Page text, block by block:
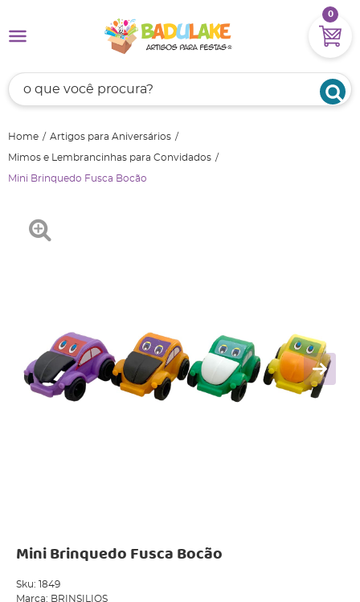
0
Home Artigos para Aniversários
Mimos e Lembrancinhas para Convidados
Mini Brinquedo Fusca Bocão
Mini Brinquedo Fusca Bocão
Sku:
1849
Marca: BRINSILIOS